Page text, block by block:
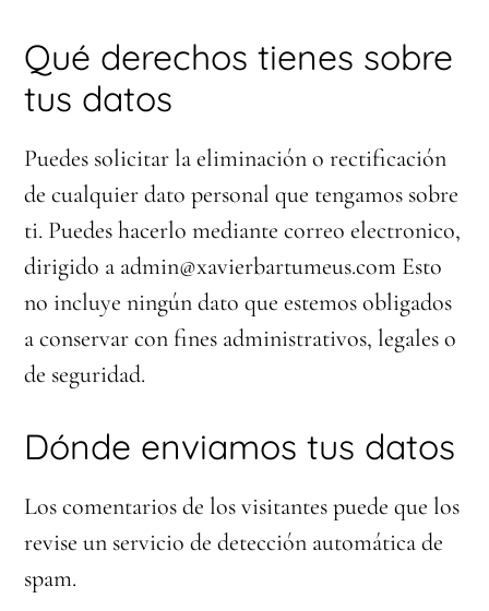
Qué derechos tienes sobre
tus datos
Puedes solicitar la eliminación o rectificación
de cualquier dato personal que tengamos sobre
ti. Puedes hacerlo mediante correo electronico,
dirigido a admin@xavierbartumeus.com Esto
no incluye ningún dato que estemos obligados
a conservar con fines administrativos, legales o
de seguridad.
Dónde enviamos tus datos
Los comentarios de los visitantes puede que los
revise un servicio de detección automática de
spam.